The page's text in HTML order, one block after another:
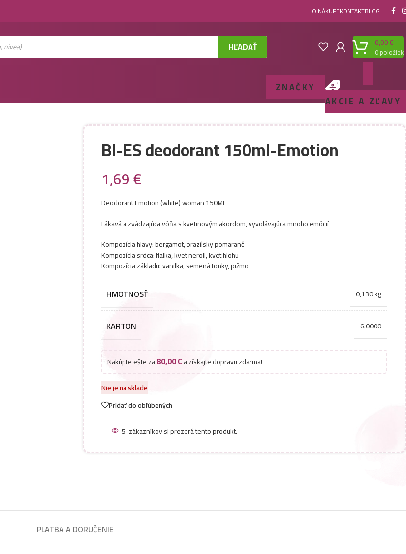
O NÁKUPEKONTAKTBLOG
HĽADAŤ 0položiek
0,00€
ZNAČKY
AKCIE A ZĽAVY
BI-ES deodorant 150ml-Emotion
1,69€
Deodorant Emotion (white) woman 150ML
Lákavá a zvádzajúca vôňa s kvetinovým akordom, vyvolávajúca mnoho emócií
Kompozícia hlavy: bergamot, brazílsky pomaranč
Kompozícia srdca: fialka, kvet neroli, kvet hlohu
Kompozícia základu: vanilka, semená tonky, pižmo
HMOTNOSŤ 0,130 kg
KARTON 6.0000
Nakúpte ešte za80,00€a získajte dopravu zdarma!
Nie je na sklade
Pridať do obľúbených
5 zákazníkov si prezerá tento produkt.
PLATBA A DORUČENIE